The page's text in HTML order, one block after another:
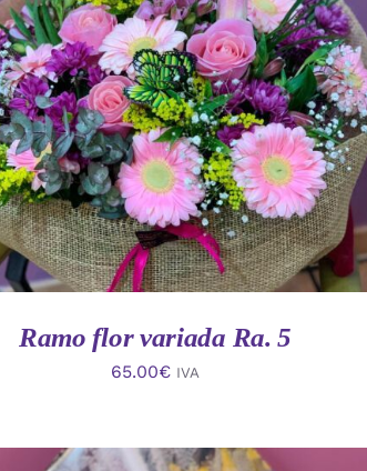
AL CARRITO / VISTA RAPIDA
Ramo flor variada Ra. 5
65.00€ IVA